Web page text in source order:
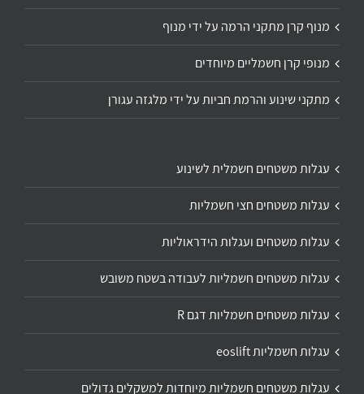
מנוף קרן מתקני הרמה על ידי מנוף
מנופי קרן חשמליים מיוחדים
מתקני שינוע והרמת חביות על ידי מלגזה עגורן
עגלות משטחים חשמלית לשינוע
עגלות משטחים חצי חשמליות
עגלות משטחים ועגלות הידראוליות
עגלות משטחים חשמליות לעבודה בשטח משובש
עגלות משטחים חשמליות דגם R
עגלות חשמליות eoslift
עגלות משטחים חשמליות מיוחדות למשקלים גדולים